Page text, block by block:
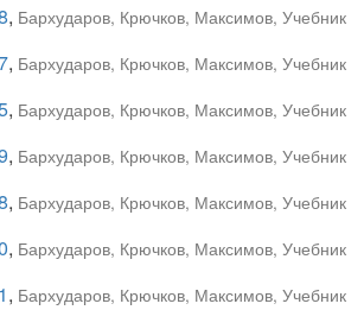
, Бархударов, Крючков, Максимов, Учебник
, Бархударов, Крючков, Максимов, Учебник
, Бархударов, Крючков, Максимов, Учебник
, Бархударов, Крючков, Максимов, Учебник
, Бархударов, Крючков, Максимов, Учебник
, Бархударов, Крючков, Максимов, Учебник
, Бархударов, Крючков, Максимов, Учебник